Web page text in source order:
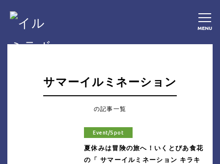
MENU
サマーイルミネーション
の記事一覧
Event/Spot
夏休みは冒険の旅へ！いくとぴあ食花
の「 サマーイルミネーション キラキ